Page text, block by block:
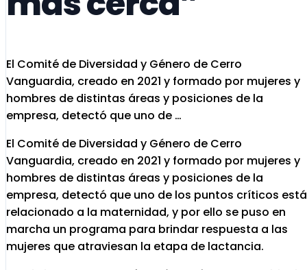
El Comité de Diversidad y Género de Cerro
Vanguardia, creado en 2021 y formado por mujeres y
hombres de distintas áreas y posiciones de la
empresa, detectó que uno de …
El Comité de Diversidad y Género de Cerro
Vanguardia, creado en 2021 y formado por mujeres y
hombres de distintas áreas y posiciones de la
empresa, detectó que uno de los puntos críticos está
relacionado a la maternidad, y por ello se puso en
marcha un programa para brindar respuesta a las
mujeres que atraviesan la etapa de lactancia.